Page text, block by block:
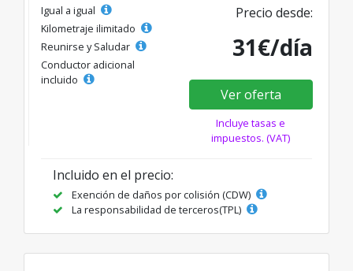
Igual a igual
Kilometraje ilimitado
Reunirse y Saludar
Conductor adicional
incluido
Precio desde:
31€/día
Ver oferta
Incluye tasas e
impuestos. (VAT)
Incluido en el precio:
Exención de daños por colisión (CDW)
La responsabilidad de terceros(TPL)